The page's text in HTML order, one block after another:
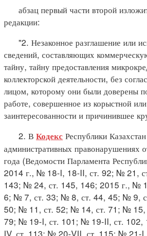
абзац первый части второй
редакции:
"2. Незаконное разглашение или
сведений, составляющих
тайну, тайну предоставления
коллекторской деятельности, без
лицом, которому они были доверены
работе, совершенное из корыстной
заинтересованности и причинившее
2. В Кодекс Республики
административных правонарушениях
года (Ведомости Парламента
2014 г., № 18-I, 18-II, ст. 92; № 21,
143; № 24, ст. 145, 146; 2015 г., №
6; № 7, ст. 33; № 8, ст. 44, 45; № 9,
50; № 11, ст. 52; № 14, ст. 71; № 15,
79; № 19-I, ст. 101; № 19-II, ст.
IV, ст. 113; № 20-VII, ст. 115; № 21-